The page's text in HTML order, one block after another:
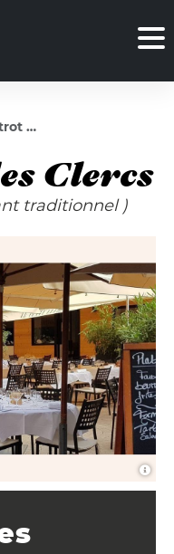
Clercs
Clercs
traditionnel )